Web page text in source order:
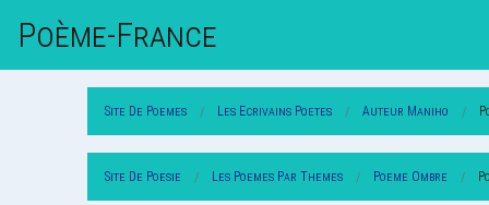
Poème-FrAnce
Site De Poemes Les Ecrivains Poetes Auteur Maniho
Site De Poesie Les Poemes Par Themes Poeme Ombre